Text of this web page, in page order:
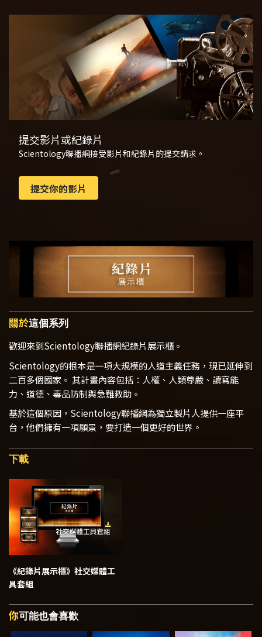
提交影片或紀錄片
Scientology聯播網接受影片和紀錄片的提交請求。
提交你的影片
關於這個系列
歡迎來到Scientology聯播網紀錄片展示櫃。
Scientology的根本是一項大規模的人道主義任務，現已延伸到
二百多個國家。 其計畫內容包括：人權、人類尊嚴、讀寫能
力、道德、毒品防制與急難救助。
基於這個原因，Scientology聯播網為獨立製片人提供一座平
台，他們擁有一項願景，要打造一個更好的世界。
下載
《紀錄片展示櫃》 社交媒體工
具套組
你可能也會喜歡